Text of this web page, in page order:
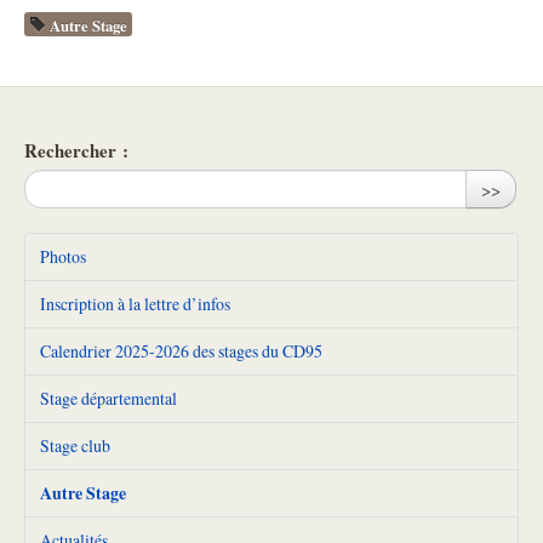
Autre Stage
Rechercher :
>>
Photos
Inscription à la lettre d’infos
Calendrier 2025-2026 des stages du CD95
Stage départemental
Stage club
Autre Stage